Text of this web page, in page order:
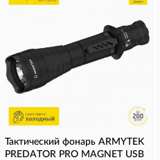
Тактический фонарь ARMYTEK
PREDATOR PRO MAGNET USB